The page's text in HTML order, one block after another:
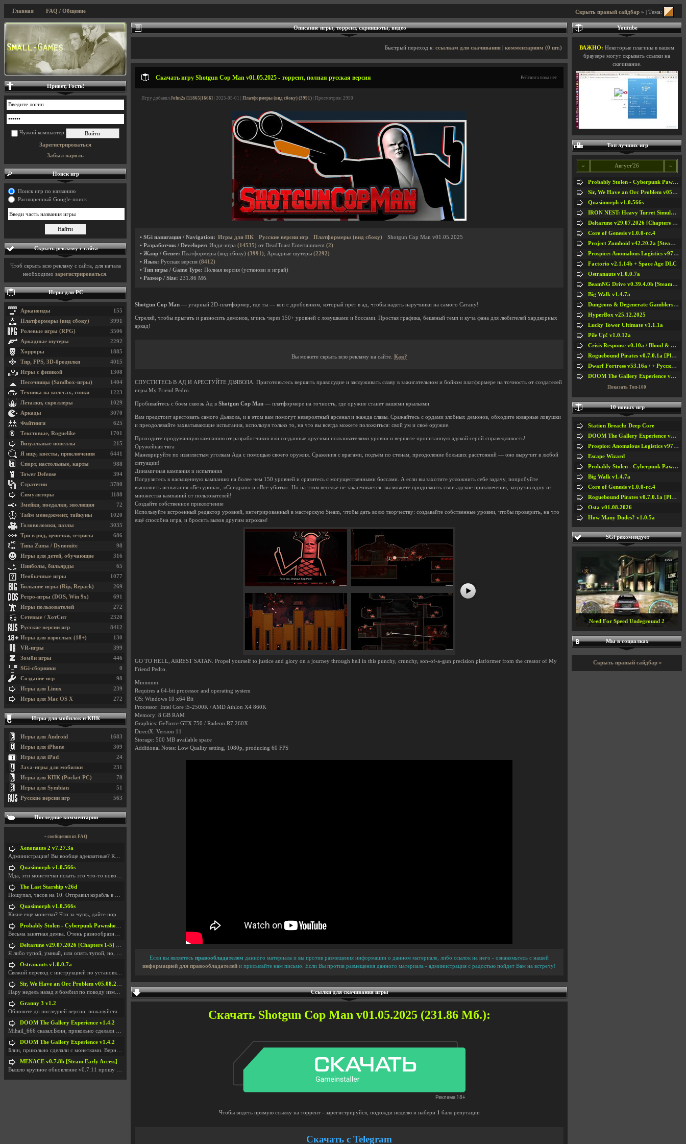
Скрыть правый сайдбар » | Тема:
Главная FAQ / Общение
Описание игры, торрент, скриншоты, видео
Быстрый переход к: ссылкам для скачивания комментариям (0 шт.)
Скачать игру Shotgun Cop Man v01.05.2025 - торрент, полная русская версия Рейтинга пока нет
Игру добавил John2s [11865|1666] | 2025-05-01 | Платформеры (вид сбоку) (3991) | Просмотров: 2950
• SGi навигация / Navigation: Игры для ПК Русские версии игр Платформеры (вид сбоку)
Shotgun Cop Man v01.05.2025
• Разработчик / Developer: Инди-игра (14535) от DeadToast Entertainment (2)
• Жанр / Genre: Платформеры (вид сбоку) (3991); Аркадные шутеры (2292)
• Язык: Русская версия (8412)
• Тип игры / Game Type: Полная версия (установи и играй)
• Размер / Size: 231.86 Мб.
Shotgun Cop Man — угарный 2D-платформер, где ты — коп с дробовиком, который прёт в ад, чтобы надеть наручники на самого Сатану!
Стреляй, чтобы прыгать и разносить демонов, мчись через 150+ уровней с ловушками и боссами. Простая графика, бешеный темп и куча фана для любителей хардкорных
аркад!
Вы можете скрыть всю рекламу на сайте. Как?
СПУСТИТЕСЬ В АД И АРЕСТУЙТЕ ДЬЯВОЛА. Приготовьтесь вершить правосудие и заслуживать славу в зажигательном и бойком платформере на точность от создателей
игры My Friend Pedro.
Пробивайтесь с боем сквозь Ад в Shotgun Cop Man — платформере на точность, где оружие станет вашими крыльями.
Вам предстоит арестовать самого Дьявола, и в этом вам помогут невероятный арсенал и жажда славы. Сражайтесь с ордами злобных демонов, обходите коварные ловушки
и преодолевайте захватывающие испытания, используя только то, на что вы всегда можете положиться: свой ум и своё оружие.
Проходите продуманную кампанию от разработчиков или созданные другими пользователями уровни и вершите пропитанную адской серой справедливость!
Оружейная тяга
Маневрируйте по извилистым уголкам Ада с помощью своего оружия. Сражения с врагами, подъём по стенам, преодоление больших расстояний — оно выручит в любой
ситуации!
Динамичная кампания и испытания
Погрузитесь в насыщенную кампанию на более чем 150 уровней и сразитесь с могущественными боссами. А если вы захотите усложнить себе задачу, попробуйте
выполнить испытания «Без урона», «Спидран» и «Все убиты». Но на этом веселье не заканчивается: вы можете продолжить свои адские приключения, загрузив одну из
множества кампаний от пользователей!
Создайте собственное приключение
Используйте встроенный редактор уровней, интегрированный в мастерскую Steam, чтобы дать волю творчеству: создавайте собственные уровни, чтобы проверить, на что
ещё способна игра, и бросить вызов другим игрокам!
#6
#8
GO TO HELL, ARREST SATAN. Propel yourself to justice and glory on a journey through hell in this punchy, crunchy, son-of-a-gun precision platformer from the creator of My
Friend Pedro.
Minimum:
Requires a 64-bit processor and operating system
OS: Windows 10 x64 Bit
Processor: Intel Core i5-2500K / AMD Athlon X4 860K
Memory: 8 GB RAM
Graphics: GeForce GTX 750 / Radeon R7 260X
DirectX: Version 11
Storage: 500 MB available space
Additional Notes: Low Quality setting, 1080p, producing 60 FPS
Если вы являетесь правообладателем данного материала и вы против размещения информации о данном материале, либо ссылок на него - ознакомьтесь с нашей
информацией для правообладателей и присылайте нам письмо. Если Вы против размещения данного материала - администрация с радостью пойдет Вам на встречу!
Ссылки для скачивания игры
Скачать Shotgun Cop Man v01.05.2025 (231.86 Мб.):
Чтобы видеть прямую ссылку на торрент - зарегистрируйся, подожди неделю и набери 1 балл репутации
Скачать с Telegram
Привет, Гость!
Чужой компьютер
Зарегистрироваться
Забыл пароль
Поиск игр
Поиск игр по названию
Расширенный Google-поиск
Скрыть рекламу с сайта
Чтоб скрыть всю рекламу с сайта, для начала
необходимо зарегистрироваться
Игры для PC
155
Арканоиды
3991
Платформеры (вид сбоку)
3506
Ролевые игры (RPG)
2292
Аркадные шутеры
1885
Хорроры
4015
Тир, FPS, 3D-бродилки
1308
Игры с физикой
1404
Песочницы (Sandbox-игры)
1223
Техника на колесах, гонки
1029
Леталки, скроллеры
3070
Аркады
625
Файтинги
1701
Текстовые, Roguelike
215
Визуальные новеллы
6441
Я ищу, квесты, приключения
988
Спорт, настольные, карты
394
Tower Defense
3780
Стратегии
1188
Симуляторы
72
Змейки, поедалки, эволюция
1020
Тайм менеджмент, тайкуны
3035
Головоломки, пазлы
686
Три в ряд, цепочки, тетрисы
98
Типа Zuma / Dynomite
316
Игры для детей, обучающие
65
Пинболы, бильярды
1077
Необычные игры
269
Большие игры (Rip, Repack)
691
Ретро-игры (DOS, Win 9x)
272
Игры пользователей
2320
Сетевые / ХотСит
8412
Русские версии игр
130
Игры для взрослых (18+)
399
VR-игры
446
Зомби игры
0
SGi-сборники
98
Создание игр
239
Игры для Linux
272
Игры для Mac OS X
Игры для мобилок и КПК
1683
Игры для Android
309
Игры для iPhone
24
Игры для iPad
231
Java-игры для мобилки
78
Игры для КПК (Pocket PC)
51
Игры для Symbian
563
Русские версии игр
Последние комментарии
+ сообщения из FAQ
Xenonauts 2 v7.27.3a
Администрация! Вы вообще адекватные? Какие монетки
Quasimorph v1.0.566s
Мда, эти монеточки искать это что-то новое в сфере
The Last Starship v26d
Пощупал, часов на 10. Отправил корабль в другую Га
Quasimorph v1.0.566s
Какие еще монетки? Что за чущь, дайте нормально ск
Probably Stolen - Cyberpunk Pawnshop Simulator v048c [Playtest]
Весьма занятная демка. Очень разнообразные механик
Deltarune v29.07.2026 [Chapters 1-5] / + RUS [Chapters 1-5]
Я либо тупой, умный, или опять тупой, но, вроде я
Ostranauts v1.0.0.7a
Свежий перевод с инструкцией по установкеhttps://g
Sir, We Have an Orc Problem v05.08.2026
Пару недель назад я бомбил по поводу изменения мин
Granny 3 v1.2
Обновите до последней версии, пожалуйста
DOOM The Gallery Experience v1.4.2
Mihail_666 сказал:Блин, прикольно сделали с монетк
DOOM The Gallery Experience v1.4.2
Блин, прикольно сделали с монетками. Вернулся в св
MENACE v0.7.8b [Steam Early Access]
Вышло крупное обновление v0.7.11 прошу обновить
Youtube
ВАЖНО: Некоторые плагины в вашем
браузере могут скрывать ссылки на
скачивание.
Топ лучших игр
« Август'26 »
Probably Stolen - Cyberpunk Pawnshop Simulator v048c [Playtest]
Sir, We Have an Orc Problem v05.08.2026
Quasimorph v1.0.566s
IRON NEST: Heavy Turret Simulator v1.0a
Deltarune v29.07.2026 [Chapters 1-5] / + RUS [Chapters 1-5]
Core of Genesis v1.0.0-rc.4
Project Zomboid v42.20.2a [Steam Early Access]
Prospice: Anomalous Logistics v97 [Playtest]
Factorio v2.1.14b + Space Age DLC
Ostranauts v1.0.0.7a
BeamNG Drive v0.39.4.0b [Steam Early Access]
Big Walk v1.4.7a
Dungeons & Degenerate Gamblers v2.0.2a
HyperBox v25.12.2025
Lucky Tower Ultimate v1.1.1a
Pile Up! v1.0.12a
Crisis Response v0.10a / Blood & Bullet
Roguebound Pirates v0.7.0.1a [Playtest]
Dwarf Fortress v53.16a / + Русская Версия v50.12a
DOOM The Gallery Experience v1.4.2
Показать Топ-100
10 новых игр
Station Breach: Deep Core
DOOM The Gallery Experience v1.4.2
Prospice: Anomalous Logistics v97 [Playtest]
Escape Wizard
Probably Stolen - Cyberpunk Pawnshop Simulator v048c [Playtest]
Big Walk v1.4.7a
Core of Genesis v1.0.0-rc.4
Roguebound Pirates v0.7.0.1a [Playtest]
Osta v01.08.2026
How Many Dudes? v1.0.5a
SGi рекомендует
Need For Speed Undeground 2
Мы в социалках
Скрыть правый сайдбар »